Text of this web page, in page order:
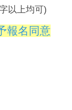
以上均可)
報名同意